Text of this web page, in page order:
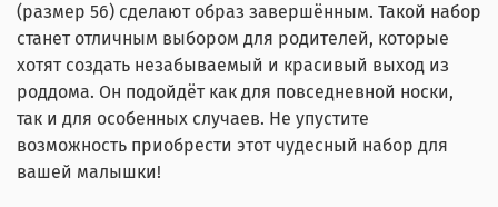
(размер 56) сделают образ завершённым. Такой набор
станет отличным выбором для родителей, которые
хотят создать незабываемый и красивый выход из
роддома. Он подойдёт как для повседневной носки,
так и для особенных случаев. Не упустите
возможность приобрести этот чудесный набор для
вашей малышки!